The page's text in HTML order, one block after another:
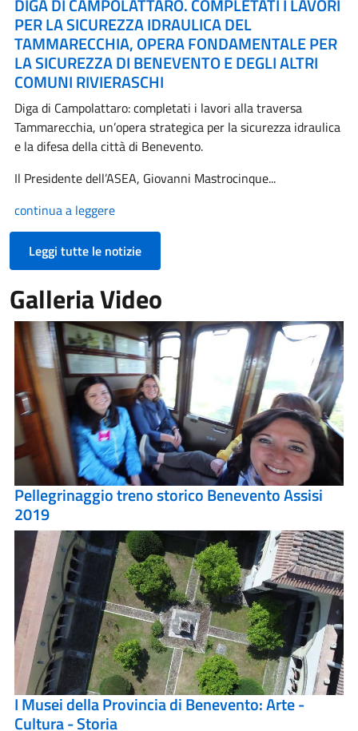
DIGA DI CAMPOLATTARO. COMPLETATI I LAVORI
PER LA SICUREZZA IDRAULICA DEL
TAMMARECCHIA, OPERA FONDAMENTALE PER
LA SICUREZZA DI BENEVENTO E DEGLI ALTRI
COMUNI RIVIERASCHI
Diga di Campolattaro: completati i lavori alla traversa
Tammarecchia, un’opera strategica per la sicurezza idraulica
e la difesa della città di Benevento.
Il Presidente dell’ASEA, Giovanni Mastrocinque...
continua a leggere
Leggi tutte le notizie
Galleria Video
Pellegrinaggio treno storico Benevento Assisi
2019
I Musei della Provincia di Benevento: Arte -
Cultura - Storia